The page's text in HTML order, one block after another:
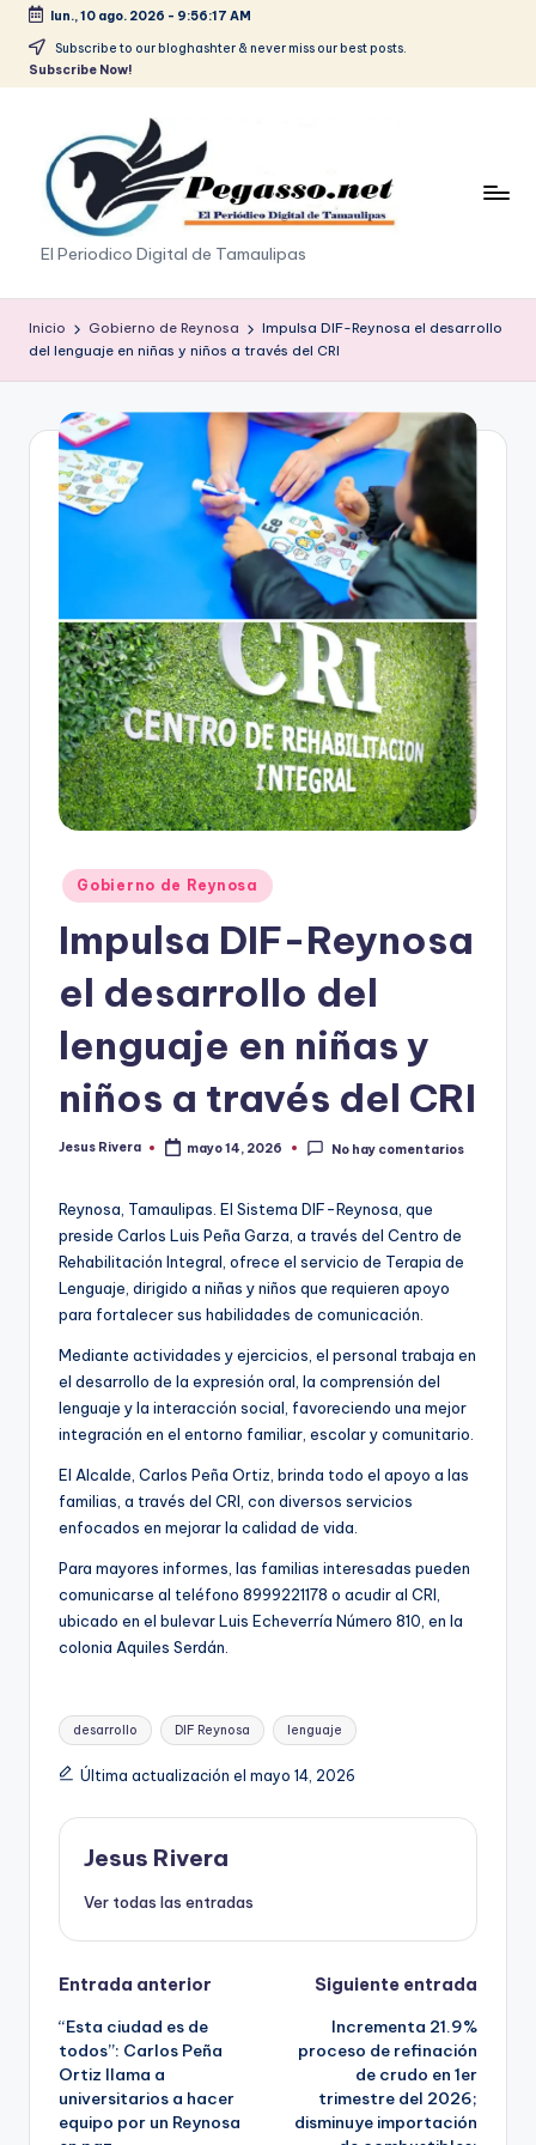
Saltar
lun., 10 ago. 2026 - 9:56:18 AM
Subscribe to our bloghashter & never miss our best posts.
Subscribe Now!
p
e
g
a
o
El Periodico Digital de Tamaulipas
Inicio Gobierno de Reynosa
Impulsa DIF-Reynosa el desarrollo
del lenguaje en niñas y niños a través del CRI
Publicado
en
Gobierno de Reynosa
Impulsa DIF-Reynosa
el desarrollo del
lenguaje en niñas y
niños a través del CRI
Publicado
Jesus Rivera mayo 14, 2026 No hay comentarios
Reynosa, Tamaulipas. El Sistema DIF-Reynosa, que
preside Carlos Luis Peña Garza, a través del Centro de
Rehabilitación Integral, ofrece el servicio de Terapia de
Lenguaje, dirigido a niñas y niños que requieren apoyo
para fortalecer sus habilidades de comunicación.
Mediante actividades y ejercicios, el personal trabaja en
el desarrollo de la expresión oral, la comprensión del
lenguaje y la interacción social, favoreciendo una mejor
integración en el entorno familiar, escolar y comunitario.
El Alcalde, Carlos Peña Ortiz, brinda todo el apoyo a las
familias, a través del CRI, con diversos servicios
enfocados en mejorar la calidad de vida.
Para mayores informes, las familias interesadas pueden
comunicarse al teléfono 8999221178 o acudir al CRI,
ubicado en el bulevar Luis Echeverría Número 810, en la
colonia Aquiles Serdán.
Etiquetas:
desarrollo DIF Reynosa lenguaje
Última actualización el mayo 14, 2026
Jesus Rivera
Ver todas las entradas
Navegación
de
entradas
Entrada anterior
“Esta ciudad es de
todos”: Carlos Peña
Ortiz llama a
universitarios a hacer
equipo por un Reynosa
Siguiente entrada
Incrementa 21.9%
proceso de refinación
de crudo en 1er
trimestre del 2026;
disminuye importación